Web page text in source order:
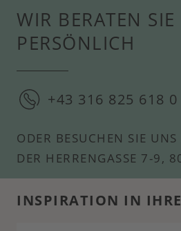
WIR BERATEN
PERSÖNLICH
+43 316 825 618 0
ODER BESUCHEN SIE
DER HERRENGASSE 7-9,
INSPIRATION IN